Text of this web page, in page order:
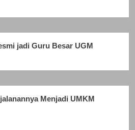
jadi Guru Besar UGM
Menjadi UMKM